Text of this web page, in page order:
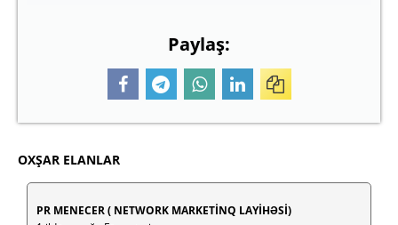
Paylaş:
OXŞAR ELANLAR
PR MENECER ( NETWORK MARKETİNQ LAYİHƏSİ)